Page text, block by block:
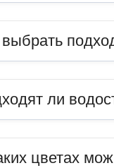
выбрать
ли
цветах